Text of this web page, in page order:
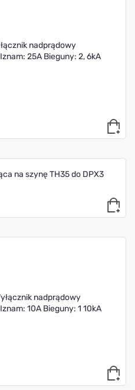
nadprądowy
25A Bieguny: 2, 6kA
na szynę TH35 do DPX3
nadprądowy
10A Bieguny: 1 10kA